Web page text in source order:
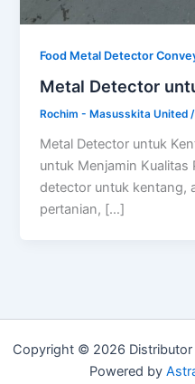
Food Metal Detector
Metal Detector
Rochim - Masusskita United
Metal Detector untuk
untuk Menjamin Kualitas
detector untuk kentang,
pertanian, […]
Copyright © 2026 Distributor
Powered by